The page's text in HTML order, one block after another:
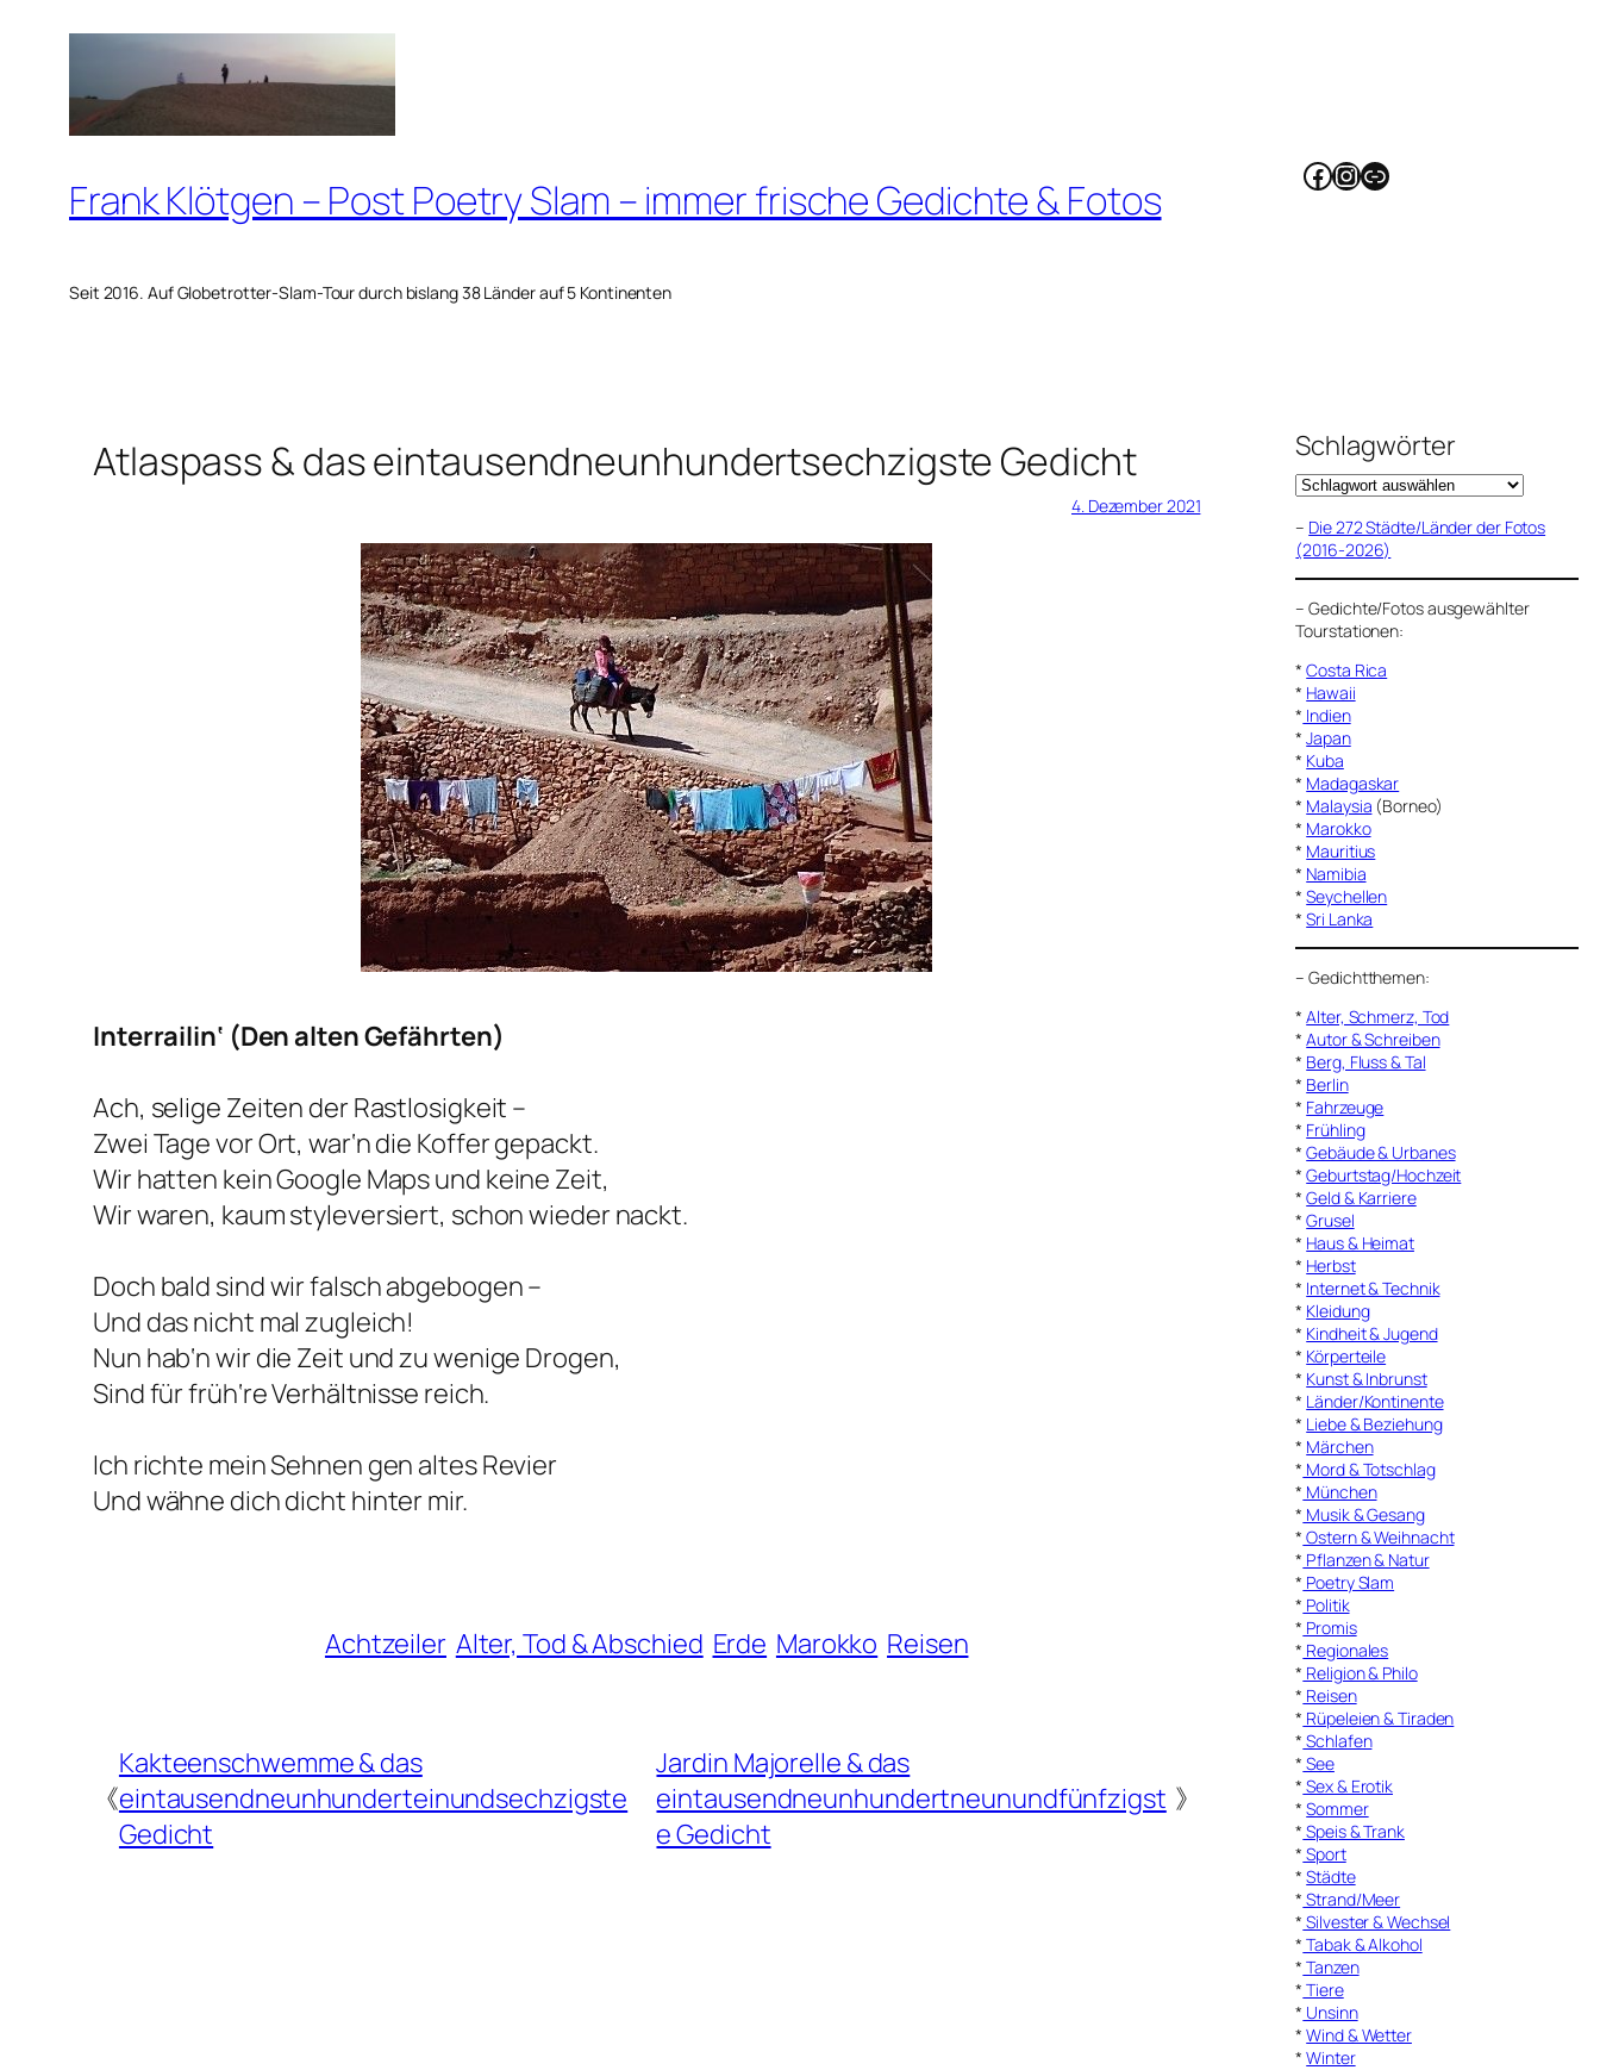
springen
Frank Klötgen – Post Poetry Slam – immer frische Gedichte & Fotos
Seit 2016. Auf Globetrotter-Slam-Tour durch bislang 38 Länder auf 5 Kontinenten
Facebook
Instagram
Link
Atlaspass & das eintausendneunhundertsechzigste Gedicht
4. Dezember 2021
Interrailin‘ (Den alten Gefährten)
Ach, selige Zeiten der Rastlosigkeit –
Zwei Tage vor Ort, war‘n die Koffer gepackt.
Wir hatten kein Google Maps und keine Zeit,
Wir waren, kaum styleversiert, schon wieder nackt.
Doch bald sind wir falsch abgebogen –
Und das nicht mal zugleich!
Nun hab‘n wir die Zeit und zu wenige Drogen,
Sind für früh‘re Verhältnisse reich.
Ich richte mein Sehnen gen altes Revier
Und wähne dich dicht hinter mir.
Achtzeiler Alter, Tod & Abschied Erde Marokko Reisen
《
Kakteenschwemme & das
eintausendneunhunderteinundsechzigste
Gedicht
Jardin Majorelle & das
eintausendneunhundertneunundfünfzigst
e Gedicht
》
Schlagwörter
– Die 272 Städte/Länder der Fotos
(2016-2026)
–Gedichte/Fotos ausgewählter
Tourstationen:
*Costa Rica
* Hawaii
* Indien
*Japan
* Kuba
* Madagaskar
* Malaysia (Borneo)
* Marokko
* Mauritius
* Namibia
*Seychellen
*Sri Lanka
–Gedichtthemen:
*Alter, Schmerz, Tod
*Autor & Schreiben
* Berg, Fluss & Tal
* Berlin
* Fahrzeuge
* Frühling
*Gebäude & Urbanes
*Geburtstag/Hochzeit
*Geld & Karriere
*Grusel
* Haus & Heimat
* Herbst
* Internet & Technik
* Kleidung
* Kindheit & Jugend
* Körperteile
* Kunst & Inbrunst
* Länder/Kontinente
* Liebe & Beziehung
* Märchen
* Mord & Totschlag
* München
* Musik & Gesang
* Ostern & Weihnacht
* Pflanzen & Natur
* Poetry Slam
* Politik
* Promis
* Regionales
* Religion & Philo
* Reisen
* Rüpeleien & Tiraden
* Schlafen
* See
* Sex & Erotik
*Sommer
* Speis & Trank
* Sport
*Städte
* Strand/Meer
* Silvester & Wechsel
* Tabak & Alkohol
* Tanzen
* Tiere
* Unsinn
*Wind & Wetter
*Winter